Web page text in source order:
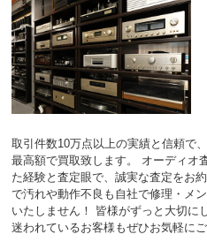
取引件数10万点以上の実績と信頼で
最高額で買取致します。
オーディオ
た経験と査定眼で、誠実な査定をお約
で汚れや動作不良も自社で修理・メ
いたしません！
皆様がずっと大切に
迷われているお客様もぜひお気軽にご